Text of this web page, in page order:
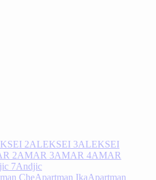
2ALEKSEI 3ALEKSEI
2AMAR 3AMAR 4AMAR
7Andjic
CheApartman IkaApartman